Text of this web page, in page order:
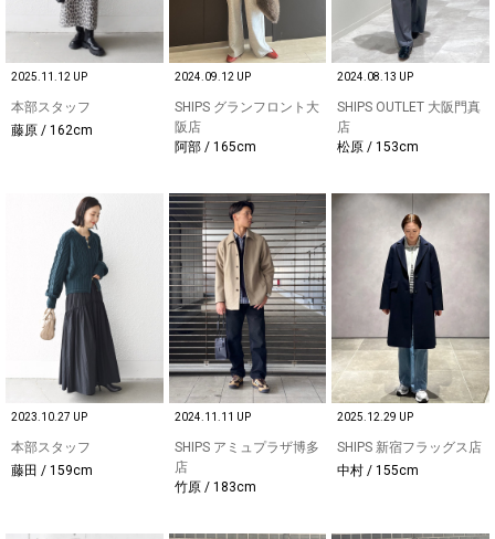
2025.11.12 UP
本部スタッフ
藤原 / 162cm
2024.09.12 UP
SHIPS グランフロント大
阪店
阿部 / 165cm
2024.08.13 UP
SHIPS OUTLET 大阪門真
店
松原 / 153cm
2023.10.27 UP
本部スタッフ
藤田 / 159cm
2024.11.11 UP
SHIPS アミュプラザ博多
店
竹原 / 183cm
2025.12.29 UP
SHIPS 新宿フラッグス店
中村 / 155cm